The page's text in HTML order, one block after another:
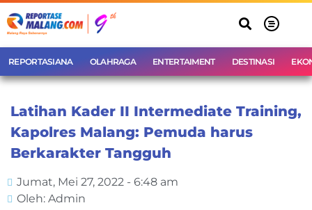
REPORTASIANA OLAHRAGA ENTERTAIMENT DESTINASI
Latihan Kader II Intermediate Training,
Kapolres Malang: Pemuda harus
Berkarakter Tangguh
Jumat, Mei 27, 2022 - 6:48 am
Oleh: Admin